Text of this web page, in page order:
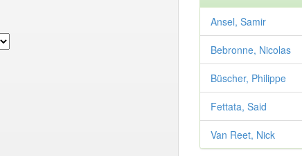
Ansel, Samir
Bebronne, Nicolas
Büscher, Philippe
Fettata, Said
Van Reet, Nick